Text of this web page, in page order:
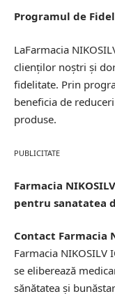
Programul de
LaFarmacia
clienților noștri și
fidelitate. Prin
beneficia de
produse.
PUBLICITATE
Farmacia
pentru sanatatea
Contact Farmacia
Farmacia NIKOSILV
se eliberează
sănătatea și